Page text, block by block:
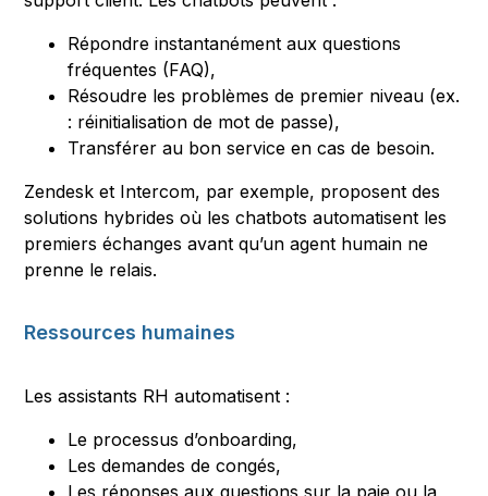
Répondre instantanément aux questions
fréquentes (FAQ),
Résoudre les problèmes de premier niveau (ex.
: réinitialisation de mot de passe),
Transférer au bon service en cas de besoin.
Zendesk et Intercom, par exemple, proposent des
solutions hybrides où les chatbots automatisent les
premiers échanges avant qu’un agent humain ne
prenne le relais.
Ressources humaines
Les assistants RH automatisent :
Le processus d’onboarding,
Les demandes de congés,
Les réponses aux questions sur la paie ou la